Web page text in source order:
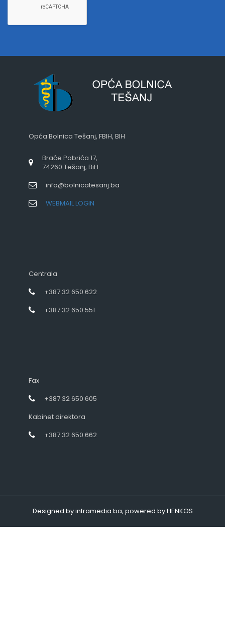
Opća Bolnica Tešanj, FBIH, BIH
Braće Pobrića 17,
74260 Tešanj, BiH
info@bolnicatesanj.ba
WEBMAIL LOGIN
Centrala
+387 32 650 622
+387 32 650 551
Fax
+387 32 650 605
Kabinet direktora
+387 32 650 662
Designed by intramedia.ba, powered by HENKOS